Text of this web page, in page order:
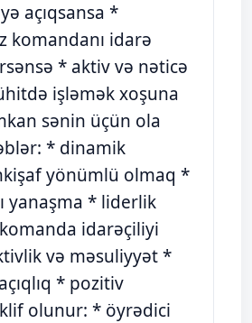
açıqsansa *
komandanı idarə
* aktiv və nəticə
işləmək xoşuna
sənin üçün ola
* dinamik
yönümlü olmaq *
yanaşma * liderlik
idarəçiliyi
və məsuliyyət *
* pozitiv
olunur: * öyrədici